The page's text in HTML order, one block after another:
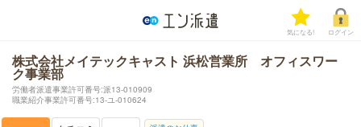
気になる! ログイン
株式会社メイテックキャスト 浜松営業所 オフィスワー
ク事業部
労働者派遣事業許可番号:派13-010909
職業紹介事業許可番号:13-ユ-010624